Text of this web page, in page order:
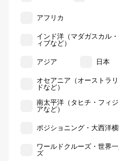
アフリカ
インド洋（マダガスカル
ィブなど）
アジア 日本
オセアニア（オーストラ
ドなど）
南太平洋（タヒチ・フィ
アなど）
ポジショニング・大西洋
ワールドクルーズ・世界
ズ